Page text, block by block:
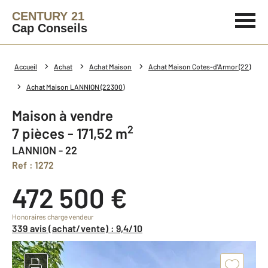
CENTURY 21
Cap Conseils
Accueil Achat Achat Maison Achat Maison Cotes-d'Armor (22)
Achat Maison LANNION (22300)
Maison à vendre
7 pièces - 171,52 m2
LANNION - 22
Ref : 1272
472 500 €
Honoraires charge vendeur
339 avis (achat/vente) : 9,4/10